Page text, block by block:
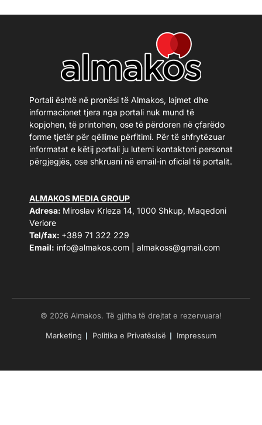
Portali është në pronësi të Almakos, lajmet dhe
informacionet tjera nga portali nuk mund të
kopjohen, të printohen, ose të përdoren në çfarëdo
forme tjetër për qëllime përfitimi. Për të shfrytëzuar
informatat e këtij portali ju lutemi kontaktoni personat
përgjegjës, ose shkruani në email-in oficial të portalit.
ALMAKOS MEDIA GROUP
Adresa: Miroslav Krleza 14, 1000 Shkup, Maqedoni
Veriore
Tel/fax: +389 71 322 229
Email: info@almakos.com almakoss@gmail.com
© 2026 Almakos. Të gjitha të drejtat e rezervuara!
Marketing Politika e Privatësisë Impressum